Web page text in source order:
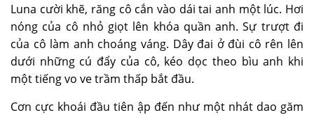
Luna cười khẽ, răng cô cắn vào dái tai anh một lúc. Hơi
nóng của cô nhỏ giọt lên khóa quần anh. Sự trượt đi
của cô làm anh choáng váng. Dây đai ở đùi cô rên lên
dưới những cú đẩy của cô, kéo dọc theo bìu anh khi
một tiếng vo ve trầm thấp bắt đầu.
Cơn cực khoái đầu tiên ập đến như một nhát dao găm